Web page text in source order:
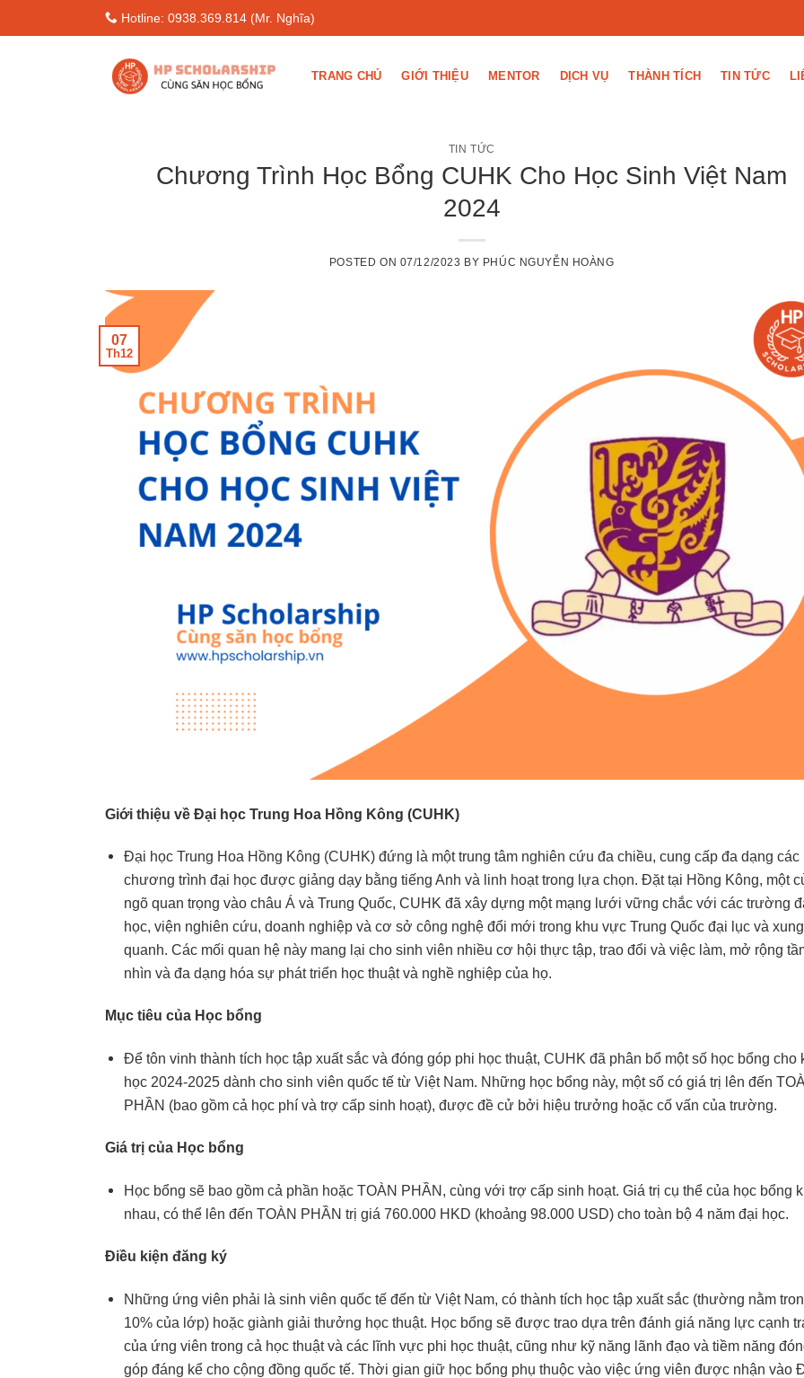
to
Hotline: 0938.369.814 (Mr. Nghĩa)
TRANG CHỦ GIỚI THIỆU MENTOR DỊCH VỤ THÀNH TÍCH TIN TỨC
TIN TỨC
Chương Trình Học Bổng CUHK Cho Học Sinh Việt Nam
2024
POSTED ON 07/12/2023 BY PHÚC NGUYỄN HOÀNG
07
Th12
Giới thiệu về Đại học Trung Hoa Hồng Kông (CUHK)
Đại học Trung Hoa Hồng Kông (CUHK) đứng là một trung tâm nghiên cứu đa chiều, cung cấp đa dạng các
chương trình đại học được giảng dạy bằng tiếng Anh và linh hoạt trong lựa chọn. Đặt tại Hồng Kông, một
ngõ quan trọng vào châu Á và Trung Quốc, CUHK đã xây dựng một mạng lưới vững chắc với các trường
học, viện nghiên cứu, doanh nghiệp và cơ sở công nghệ đổi mới trong khu vực Trung Quốc đại lục và xung
quanh. Các mối quan hệ này mang lại cho sinh viên nhiều cơ hội thực tập, trao đổi và việc làm, mở rộng
nhìn và đa dạng hóa sự phát triển học thuật và nghề nghiệp của họ.
Mục tiêu của Học bổng
Để tôn vinh thành tích học tập xuất sắc và đóng góp phi học thuật, CUHK đã phân bổ một số học bổng cho
học 2024-2025 dành cho sinh viên quốc tế từ Việt Nam. Những học bổng này, một số có giá trị lên đến
PHẦN (bao gồm cả học phí và trợ cấp sinh hoạt), được đề cử bởi hiệu trưởng hoặc cố vấn của trường.
Giá trị của Học bổng
Học bổng sẽ bao gồm cả phần hoặc TOÀN PHẦN, cùng với trợ cấp sinh hoạt. Giá trị cụ thể của học bổng
nhau, có thể lên đến TOÀN PHẦN trị giá 760.000 HKD (khoảng 98.000 USD) cho toàn bộ 4 năm đại học.
Điều kiện đăng ký
Những ứng viên phải là sinh viên quốc tế đến từ Việt Nam, có thành tích học tập xuất sắc (thường nằm
10% của lớp) hoặc giành giải thưởng học thuật. Học bổng sẽ được trao dựa trên đánh giá năng lực cạnh
của ứng viên trong cả học thuật và các lĩnh vực phi học thuật, cũng như kỹ năng lãnh đạo và tiềm năng
góp đáng kể cho cộng đồng quốc tế. Thời gian giữ học bổng phụ thuộc vào việc ứng viên được nhận vào